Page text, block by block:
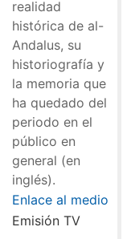
realidad
histórica de al-
Andalus, su
historiografía y
la memoria que
ha quedado del
periodo en el
público en
general (en
inglés).
Enlace al medio
Emisión TV